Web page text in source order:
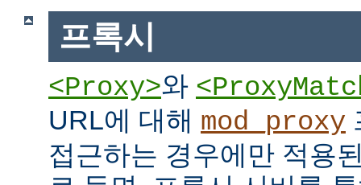
프록시
<Proxy>와
URL에 대해 mod_proxy
접근하는 경우에만 적용